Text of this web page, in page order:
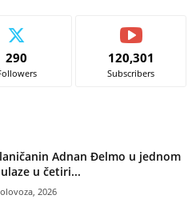
290 120,301
Subscribers
Adnan Đelmo u jednom
u četiri...
2026